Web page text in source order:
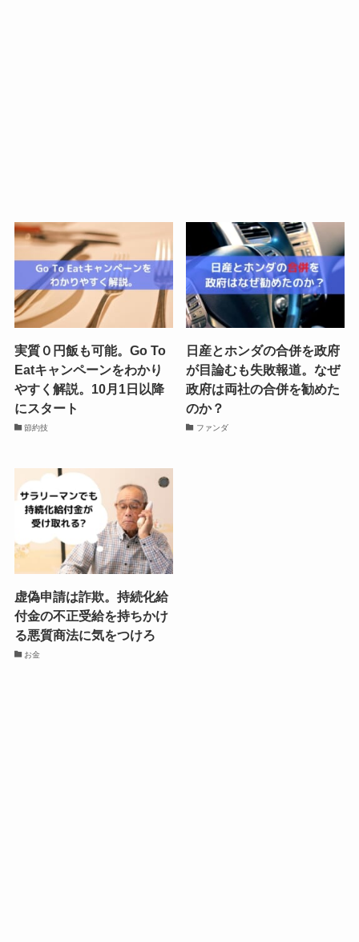
実質０円飯も可能。Go To
Eatキャンペーンをわかり
やすく解説。10月1日以降
にスタート
節約技
日産とホンダの合併を政府
が目論むも失敗報道。なぜ
政府は両社の合併を勧めた
のか？
ファンダ
虚偽申請は詐欺。持続化給
付金の不正受給を持ちかけ
る悪質商法に気をつけろ
お金